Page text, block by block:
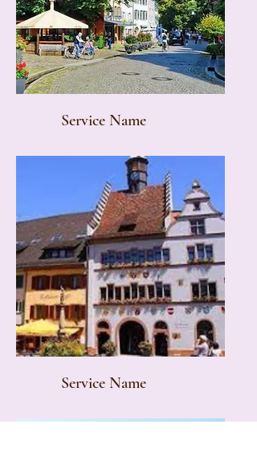
Service Name
Service Name